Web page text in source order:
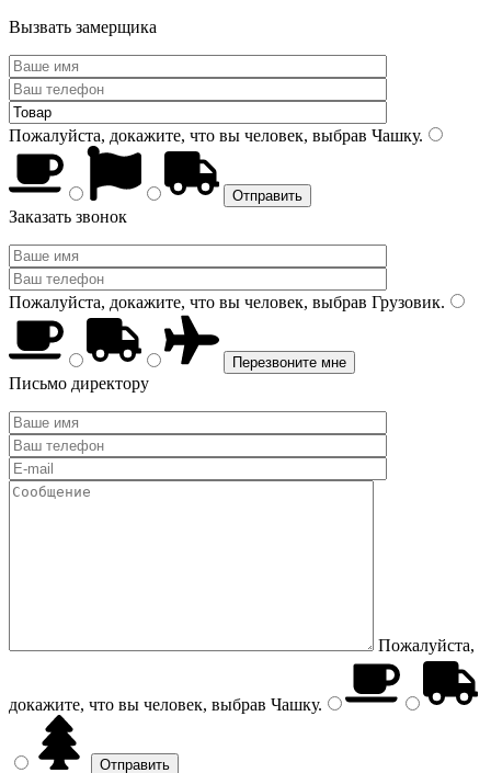
Вызвать замерщика
Пожалуйста, докажите, что вы человек, выбрав Чашку.
Заказать звонок
Пожалуйста, докажите, что вы человек, выбрав Грузовик.
Письмо директору
Пожалуйста,
докажите, что вы человек, выбрав Чашку.